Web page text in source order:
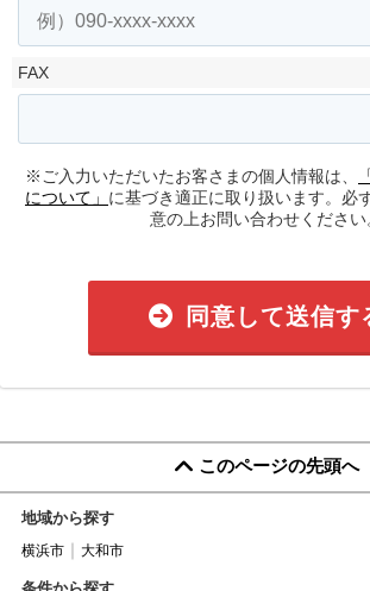
FAX
※ご入力いただいたお客さまの個人情報は、
について」 に基づき適正に取り扱います。必
意の上お問い合わせください
同意して送信す
このページの先頭へ
地域から探す
横浜市 大和市